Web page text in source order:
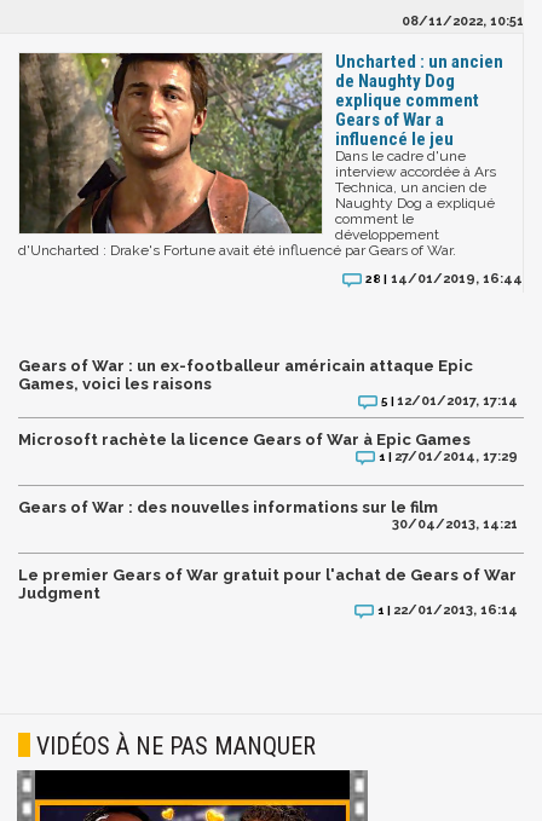
08/11/2022, 10:51
Uncharted : un ancien
de Naughty Dog
explique comment
Gears of War a
influencé le jeu
Dans le cadre d'une
interview accordée à Ars
Technica, un ancien de
Naughty Dog a expliqué
comment le
développement
d'Uncharted : Drake's Fortune avait été influencé par Gears of War.
28 | 14/01/2019, 16:44
Gears of War : un ex-footballeur américain attaque Epic
Games, voici les raisons
5 |12/01/2017, 17:14
Microsoft rachète la licence Gears of War à Epic Games
1 | 27/01/2014, 17:29
Gears of War : des nouvelles informations sur le film
30/04/2013, 14:21
Le premier Gears of War gratuit pour l'achat de Gears of War
Judgment
1 | 22/01/2013, 16:14
VIDÉOS À NE PAS MANQUER